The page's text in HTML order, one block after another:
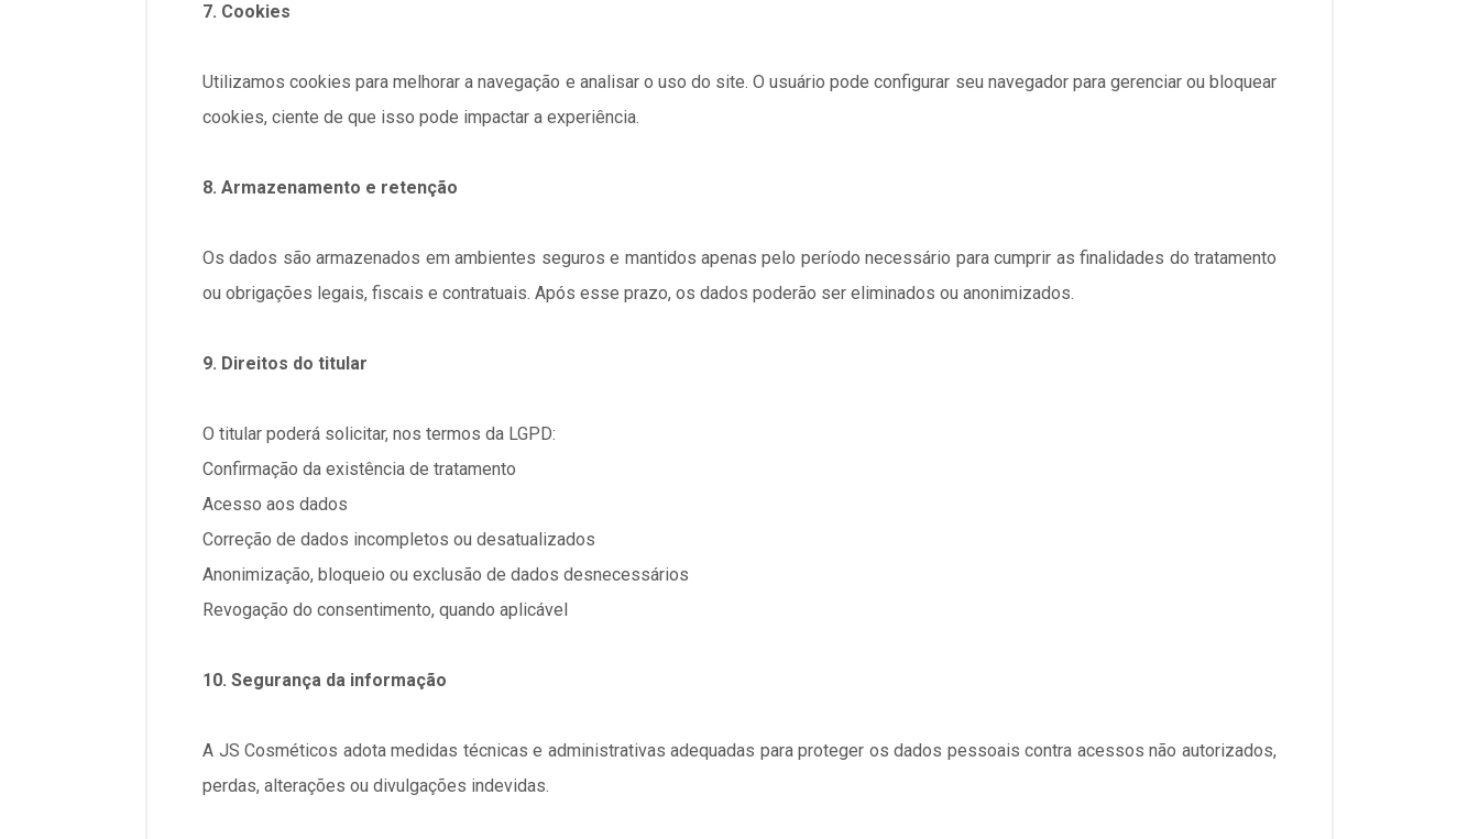
7. Cookies
Utilizamos cookies para melhorar a navegação e analisar o uso do site. O usuário pode configurar seu navegador para gerenciar ou bloquear
cookies, ciente de que isso pode impactar a experiência.
8. Armazenamento e retenção
Os dados são armazenados em ambientes seguros e mantidos apenas pelo período necessário para cumprir as finalidades do tratamento
ou obrigações legais, fiscais e contratuais. Após esse prazo, os dados poderão ser eliminados ou anonimizados.
9. Direitos do titular
O titular poderá solicitar, nos termos da LGPD:
Confirmação da existência de tratamento
Acesso aos dados
Correção de dados incompletos ou desatualizados
Anonimização, bloqueio ou exclusão de dados desnecessários
Revogação do consentimento, quando aplicável
10. Segurança da informação
A JS Cosméticos adota medidas técnicas e administrativas adequadas para proteger os dados pessoais contra acessos não autorizados,
perdas, alterações ou divulgações indevidas.